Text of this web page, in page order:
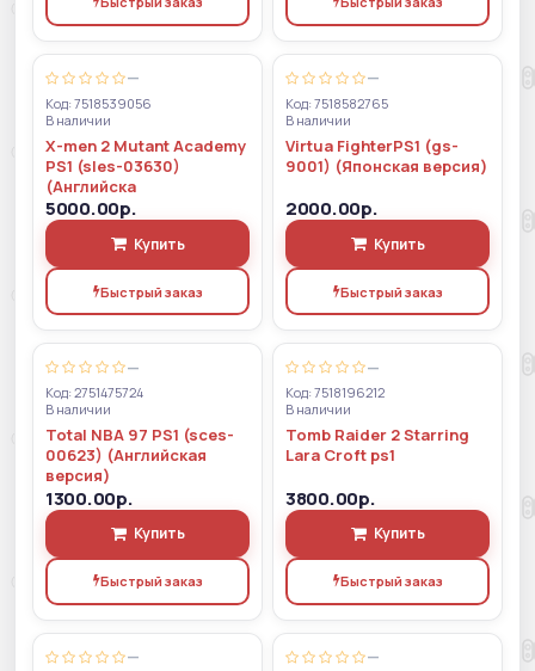
—
Код: 7518539056
В наличии
X-men 2 Mutant Academy
PS1 (sles-03630)
(Английска
5000.00р.
Купить
Быстрый заказ
—
Код: 7518582765
В наличии
Virtua FighterPS1 (gs-
9001) (Японская версия)
2000.00р.
Купить
Быстрый заказ
—
Код: 2751475724
В наличии
Total NBA 97 PS1 (sces-
00623) (Английская
версия)
1300.00р.
Купить
Быстрый заказ
—
Код: 7518196212
В наличии
Tomb Raider 2 Starring
Lara Croft ps1
3800.00р.
Купить
Быстрый заказ
— —